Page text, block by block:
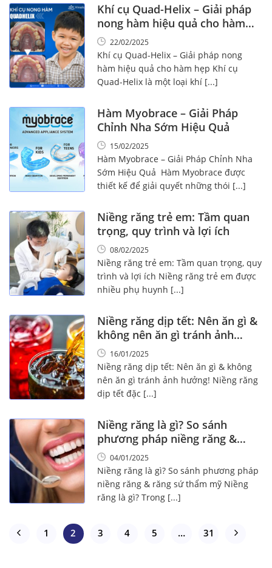
Khí cụ Quad-Helix – Giải pháp
nong hàm hiệu quả cho hàm
hẹp22/02/2025
Khí cụ Quad-Helix – Giải pháp nong
hàm hiệu quả cho hàm hẹp Khí cụ
Quad-Helix là một loại khí [...]
Hàm Myobrace – Giải Pháp
Chỉnh Nha Sớm Hiệu Quả
15/02/2025
Hàm Myobrace – Giải Pháp Chỉnh Nha
Sớm Hiệu Quả Hàm Myobrace được
thiết kế để giải quyết những thói [...]
Niềng răng trẻ em: Tầm quan
trọng, quy trình và lợi ích
08/02/2025
Niềng răng trẻ em: Tầm quan trọng, quy
trình và lợi ích Niềng răng trẻ em được
nhiều phụ huynh [...]
Niềng răng dịp tết: Nên ăn gì &
không nên ăn gì tránh ảnh
hưởng!
16/01/2025
Niềng răng dịp tết: Nên ăn gì & không
nên ăn gì tránh ảnh hưởng! Niềng răng
dịp tết đặc [...]
Niềng răng là gì? So sánh
phương pháp niềng răng &
răng sứ thẩm mỹ
04/01/2025
Niềng răng là gì? So sánh phương pháp
niềng răng & răng sứ thẩm mỹ Niềng
răng là gì? Trong [...]
1 2 3 4 5 … 31